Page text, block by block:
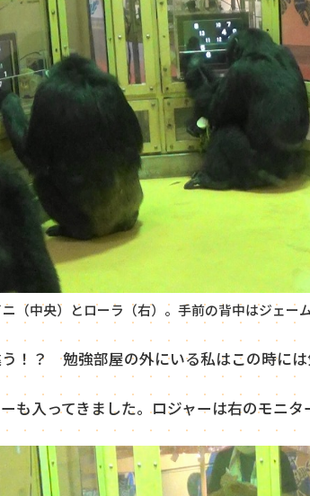
（中央）とローラ（右）。手前の背中はジェーム
！？ 勉強部屋の外にいる私はこの時には
も入ってきました。ロジャーは右のモニ